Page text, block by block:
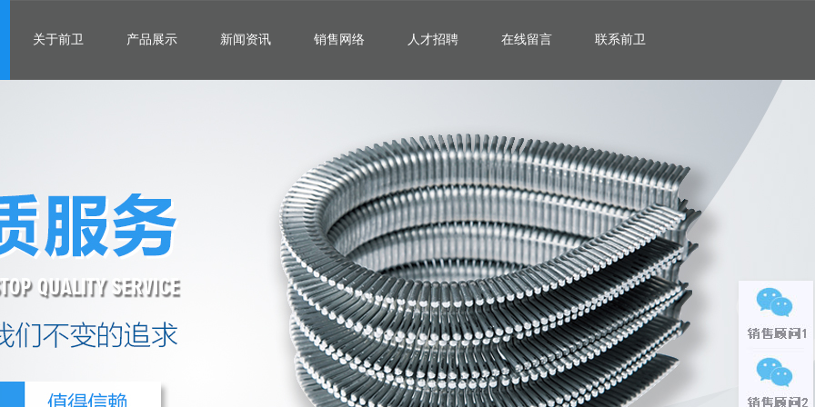
关于前卫 产品展示 新闻资讯 销售网络 人才招聘 在线留言 联系前卫